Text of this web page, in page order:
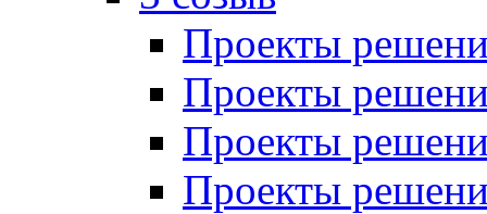
Проекты
Проекты
Проекты
Проекты